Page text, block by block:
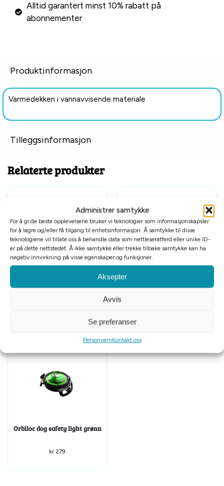
Administrer samtykke
For å gi de beste opplevelsene bruker vi teknologier som informasjonskapsler
for å lagre og/eller få tilgang til enhetsinformasjon. Å samtykke til disse
teknologiene vil tillate oss å behandle data som nettleseratferd eller unike ID-
er på dette nettstedet. Å ikke samtykke eller trekke tilbake samtykke kan ha
negativ innvirkning på visse egenskaper og funksjoner.
Aksepter
Avvis
Se preferanser
PersonvernKontakt oss
Alltid garantert minst 10% rabatt på
abonnementer
Produktinformasjon
Varmedekken i vannavvisende materiale
Tilleggsinformasjon
Relaterte produkter
Alac jakthalsbånd med flapper
og refleks 35 cm
Tomt på lager
Alac jakthalsbånd med refleks
4×45-55cm
Orbiloc dog safety light grønn
kr 279